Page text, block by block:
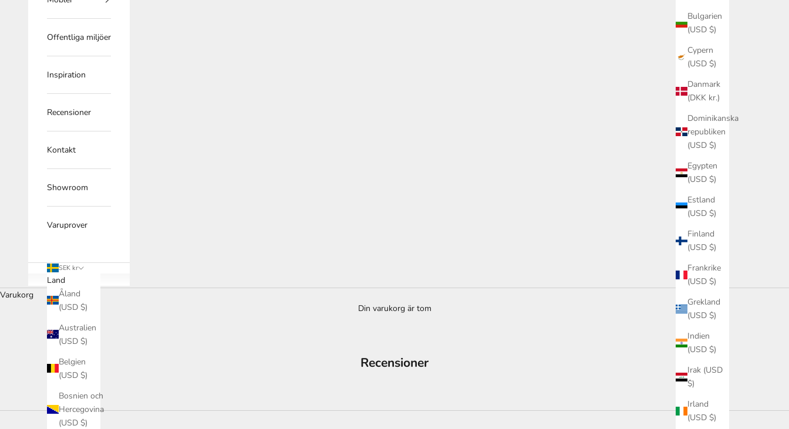
Bulgarien
(USD $)
Cypern
(USD $)
Danmark
(DKK kr.)
Dominikanska
republiken
(USD $)
Egypten
(USD $)
Estland
(USD $)
Finland
(USD $)
Frankrike
(USD $)
Grekland
(USD $)
Indien
(USD $)
Irak (USD
$)
Irland
(USD $)
Offentliga miljöer
Inspiration
Recensioner
Kontakt
Showroom
Varuprover
SEK kr
Land
Åland
(USD $)
Australien
(USD $)
Belgien
(USD $)
Bosnien och
Hercegovina
(USD $)
Varukorg
Din varukorg är tom
Recensioner